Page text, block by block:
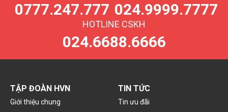
0777.247.777 024.9999.7777
HOTLINE CSKH
024.6688.6666
TẬP ĐOÀN HVN
Giới thiệu chung
TIN TỨC
Tin ưu đãi